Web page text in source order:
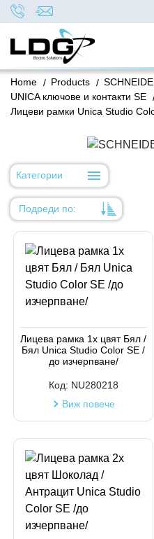
/
Home /
Products
UNICA ключове и контакти SE
Лицеви рамки Unica Studio
Категории
Подреди по:
Име
Код на артикул
Код на артикул
Лицева рамка 1х цвят Бял /
Бял Unica Studio Color SE /
до изчерпване/
Код: NU280218
Виж повече